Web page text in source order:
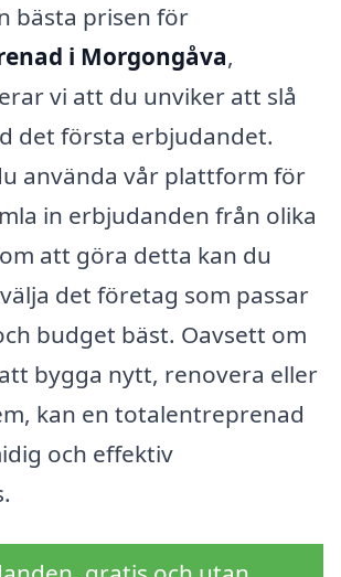
bästa prisen för
i Morgongåva,
vi att du unviker att slå
det första erbjudandet.
använda vår plattform för
in erbjudanden från olika
att göra detta kan du
det företag som passar
budget bäst. Oavsett om
bygga nytt, renovera eller
kan en totalentreprenad
och effektiv